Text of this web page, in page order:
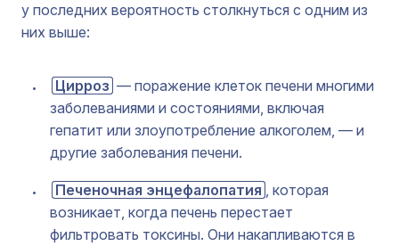
у последних вероятность столкнуться с одним из
них выше:
Цирроз — поражение клеток печени многими
заболеваниями и состояниями, включая
гепатит или злоупотребление алкоголем, — и
другие заболевания печени.
Печеночная энцефалопатия , которая
возникает, когда печень перестает
фильтровать токсины. Они накапливаются в